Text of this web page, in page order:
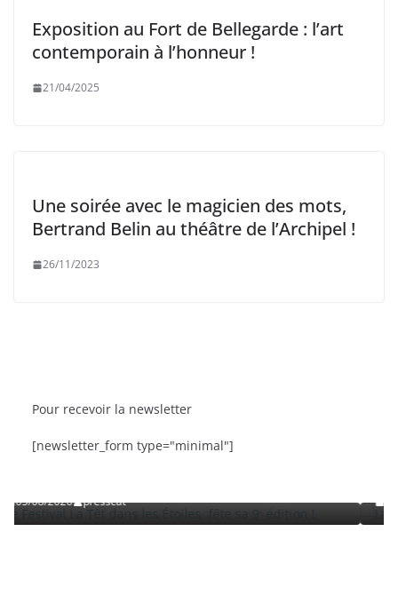
Exposition au Fort de Bellegarde : l’art
contemporain à l’honneur !
21/04/2025
Une soirée avec le magicien des mots,
Bertrand Belin au théâtre de l’Archipel !
26/11/2023
Pour recevoir la newsletter
[newsletter_form type="minimal"]
dans les Étoiles fête sa 9ᵉ édition
03/08/2026 presscat